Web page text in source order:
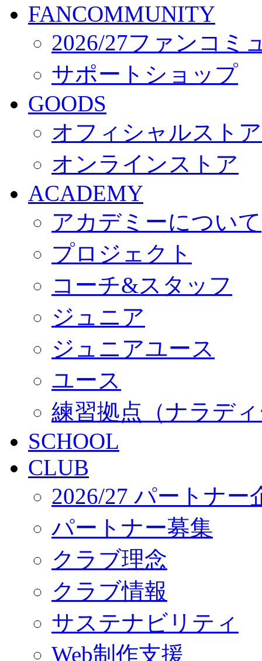
FANCOMMUNITY
2026/27ファンコミ
サポートショップ
GOODS
オフィシャルスト
オンラインストア
ACADEMY
アカデミーについて
プロジェクト
コーチ&スタッフ
ジュニア
ジュニアユース
ユース
練習拠点（ナラデ
SCHOOL
CLUB
2026/27 パートナー
パートナー募集
クラブ理念
クラブ情報
サステナビリティ
Web制作支援